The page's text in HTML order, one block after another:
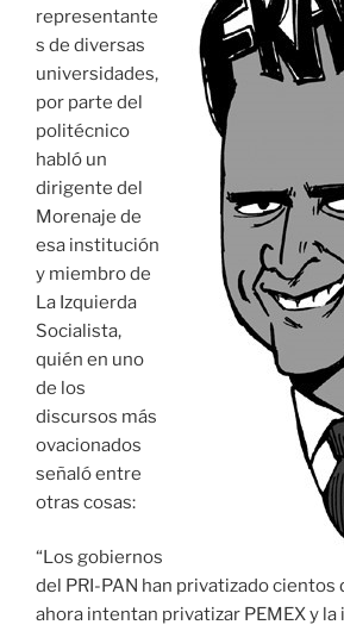
representante
s de diversas
universidades,
por parte del
politécnico
habló un
dirigente del
Morenaje de
esa institución
y miembro de
La Izquierda
Socialista,
quién en uno
de los
discursos más
ovacionados
señaló entre
otras cosas:
“Los gobiernos
del PRI-PAN han privatizado cientos
ahora intentan privatizar PEMEX y